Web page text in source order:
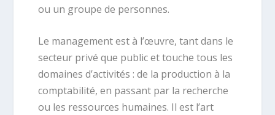
ou un groupe de personnes.
Le management est à l’œuvre, tant dans le
secteur privé que public et touche tous les
domaines d’activités : de la production à la
comptabilité, en passant par la recherche
ou les ressources humaines. Il est l’art